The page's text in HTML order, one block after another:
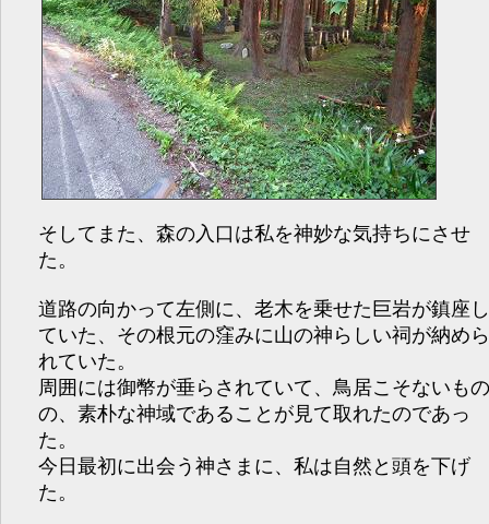
そしてまた、森の入口は私を神妙な気持ちにさせ
た。
道路の向かって左側に、老木を乗せた巨岩が鎮座
ていた、その根元の窪みに山の神らしい祠が納め
れていた。
周囲には御幣が垂らされていて、鳥居こそないも
の、素朴な神域であることが見て取れたのであっ
た。
今日最初に出会う神さまに、私は自然と頭を下げ
た。